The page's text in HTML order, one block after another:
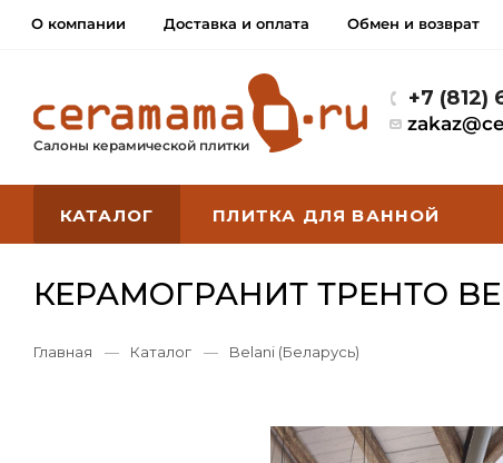
О компании Доставка и оплата Обмен и возврат
Салоны керамической плитки
+7 (812)
КАТАЛОГ ПЛИТКА ДЛЯ ВАННОЙ
КЕРАМОГРАНИТ ТРЕНТО
Главная — Каталог — Belani (Беларусь)